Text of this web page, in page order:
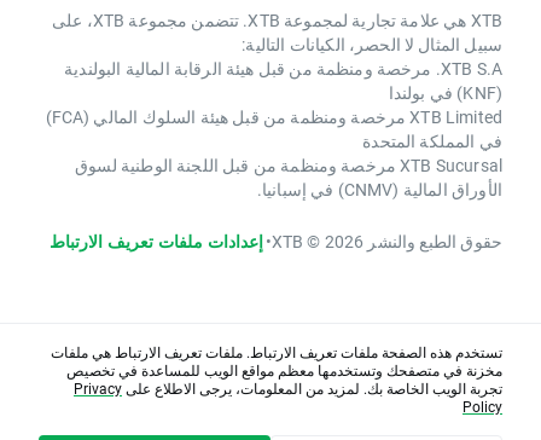
XTB هي علامة تجارية لمجموعة XTB. تتضمن مجموعة XTB، على
سبيل المثال لا الحصر، الكيانات التالية:
XTB S.A. مرخصة ومنظمة من قبل هيئة الرقابة المالية البولندية
(KNF) في بولندا
XTB Limited مرخصة ومنظمة من قبل هيئة السلوك المالي (FCA)
في المملكة المتحدة
XTB Sucursal مرخصة ومنظمة من قبل اللجنة الوطنية لسوق
الأوراق المالية (CNMV) في إسبانيا.
حقوق الطبع والنشر 2026 © XTB •إعدادات ملفات تعريف الارتباط
تستخدم هذه الصفحة ملفات تعريف الارتباط. ملفات تعريف الارتباط هي ملفات
مخزنة في متصفحك وتستخدمها معظم مواقع الويب للمساعدة في تخصيص
تجربة الويب الخاصة بك. لمزيد من المعلومات، يرجى الاطلاع علىPrivacy
Policy